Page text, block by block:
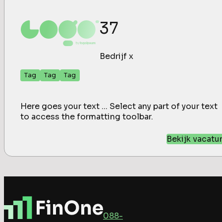
37
Bedrijf x
Tag Tag Tag
Here goes your text ... Select any part of your text
to access the formatting toolbar.
Bekijk
088-